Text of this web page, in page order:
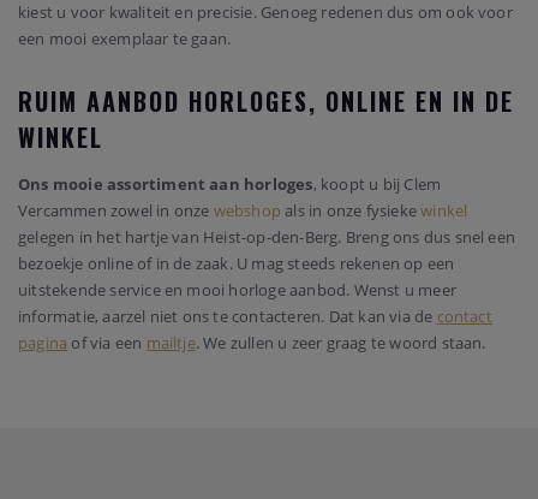
kiest u voor kwaliteit en precisie. Genoeg redenen dus om ook voor
een mooi exemplaar te gaan.
RUIM AANBOD HORLOGES, ONLINE EN IN DE
WINKEL
Ons mooie assortiment aan horloges, koopt u bij Clem
Vercammen zowel in onze webshop als in onze fysiekewinkel
gelegen in het hartje van Heist-op-den-Berg. Breng ons dus snel een
bezoekje online of in de zaak. U mag steeds rekenen op een
uitstekende service en mooi horloge aanbod. Wenst u meer
informatie, aarzel niet ons te contacteren. Dat kan via de contact
pagina of via een mailtje. We zullen u zeer graag te woord staan.